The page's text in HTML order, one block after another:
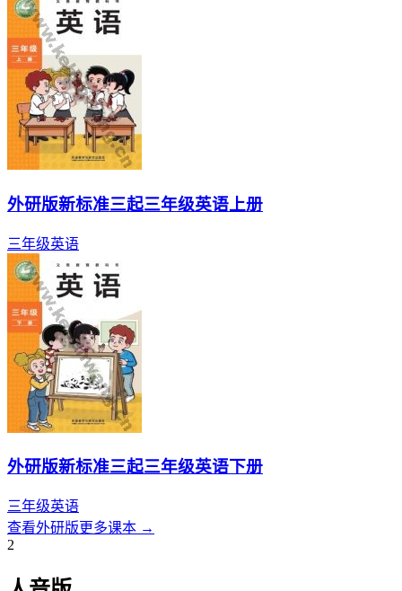
外研版新标准三起三年级英语上册
三年级英语
外研版新标准三起三年级英语下册
三年级英语
查看外研版更多课本 →
2